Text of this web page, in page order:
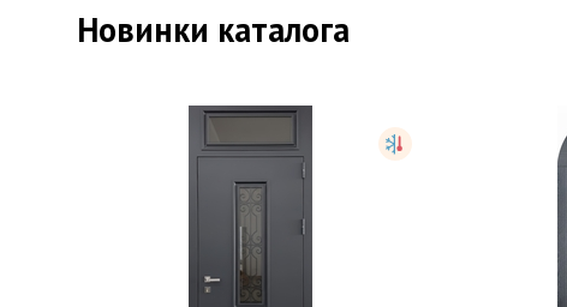
Новинки каталога